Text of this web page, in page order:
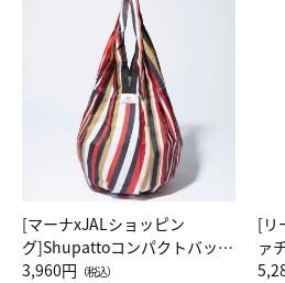
[マーナxJALショッピン
グ]Shupattoコンパクトバッグ
Drop JAL客室乗務員（LC）ス
3,960円 （税込）
[リ
ァ
ト